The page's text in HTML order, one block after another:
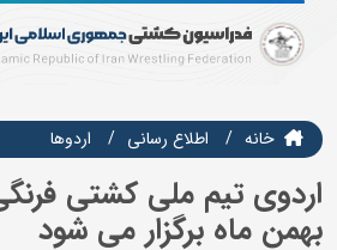
خانه اطلاع رسانی اردوها
بهمن ماه برگزار می شود